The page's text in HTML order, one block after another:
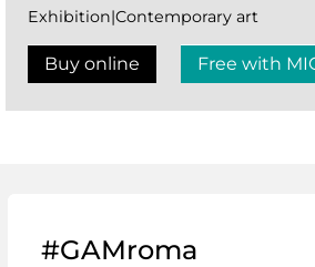
Exhibition|Contemporary art
Buy online Free with
#GAMroma